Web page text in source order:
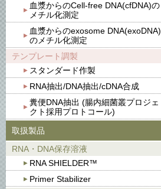
血漿からのCell-free DNA(cfDNA)の
メチル化測定
血漿からのexosome DNA(exoDNA)
のメチル化測定
テンプレート調製
スタンダード作製
RNA抽出/DNA抽出/cDNA合成
糞便DNA抽出 (腸内細菌叢プロジェ
クト採用プロトコール)
取扱製品
RNA・DNA保存溶液
RNA SHIELDER™
Primer Stabilizer